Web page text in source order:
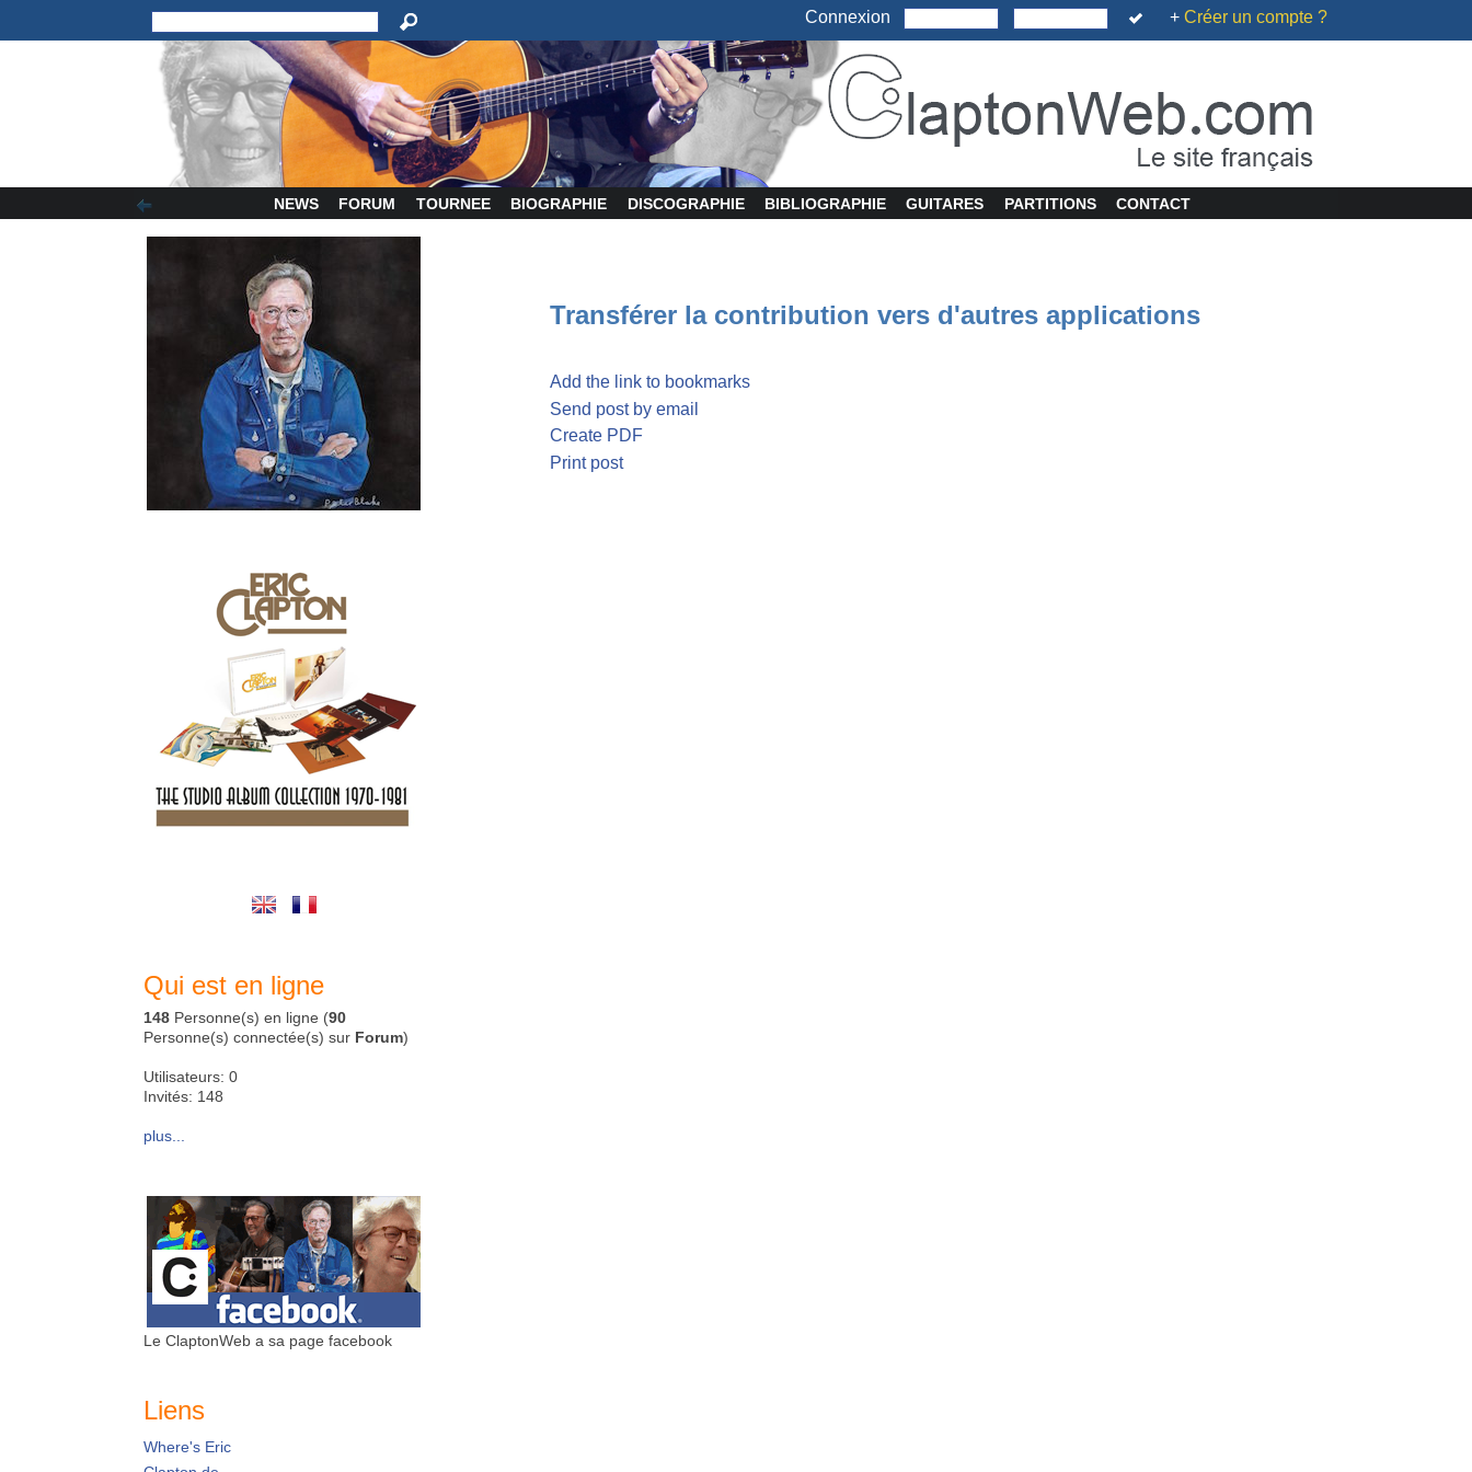
Connexion + Créer un compte ?
NEWS FORUM TOURNEE BIOGRAPHIE DISCOGRAPHIE BIBLIOGRAPHIE GUITARES PARTITIONS CONTACT
Qui est en ligne
148 Personne(s) en ligne (90
Personne(s) connectée(s) sur Forum)
Utilisateurs: 0
Invités: 148
plus...
Le ClaptonWeb a sa page facebook
Liens
Where's Eric
Transférer la contribution vers d'autres applications
Add the link to bookmarks
Send post by email
Create PDF
Print post